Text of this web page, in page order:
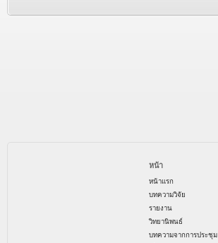
หน้า
หน้าแรก
บทความวิจัย
รายงาน
วิทยานิพนธ์
บทความจากการประชุม